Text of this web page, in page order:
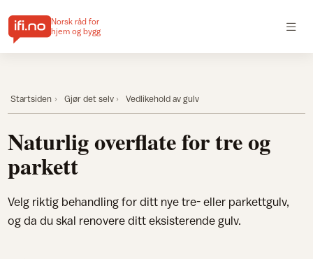
Norsk råd for
hjem og bygg
Startsiden Gjør det selv Vedlikehold av gulv
Naturlig overflate for tre og
parkett
Velg riktig behandling for ditt nye tre- eller parkettgulv,
og da du skal renovere ditt eksisterende gulv.